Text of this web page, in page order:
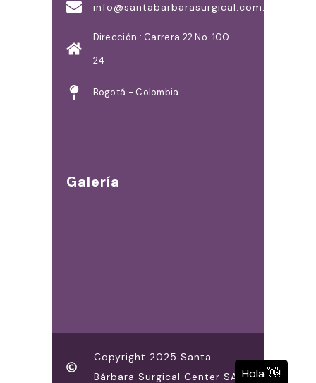
info@santabarbarasurgical.com.co
Dirección : Carrera 22 No. 100 –
24
Bogotá - Colombia
Galería
Copyright 2025 Santa
Bárbara Surgical Center SAS